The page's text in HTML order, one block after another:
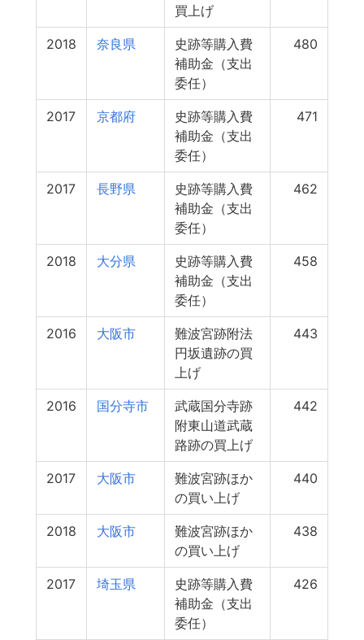
買上げ
2018 奈良県
史跡等購入費
補助金（支出
委任）
480
2017 京都府
史跡等購入費
補助金（支出
委任）
471
2017 長野県
史跡等購入費
補助金（支出
委任）
462
2018 大分県
史跡等購入費
補助金（支出
委任）
458
2016 大阪市
難波宮跡附法
円坂遺跡の買
上げ
443
2016 国分寺市
武蔵国分寺跡
附東山道武蔵
路跡の買上げ
442
2017 大阪市
難波宮跡ほか
の買い上げ
440
2018 大阪市
難波宮跡ほか
の買い上げ
438
2017 埼玉県
史跡等購入費
補助金（支出
委任）
426